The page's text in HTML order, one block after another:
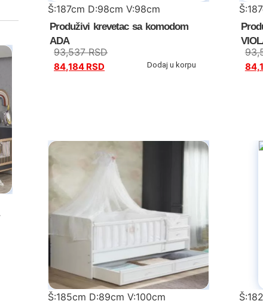
Š:187cm D:98cm V:98cm
Produživi krevetac sa komodom
ADA
93,537RSD
84,184 RSD Dodaj u korpu
Š:185cm D:89cm V:100cm